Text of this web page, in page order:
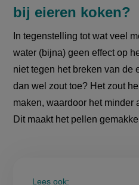
bij eieren koken?
In tegenstelling tot wat veel
water (bijna) geen effect op
niet tegen het breken van de
dan wel zout toe? Het zout
maken, waardoor het minder
Dit maakt het pellen
Lees ook: